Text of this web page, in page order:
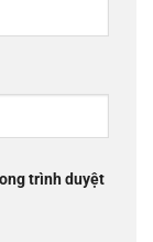
trình duyệt